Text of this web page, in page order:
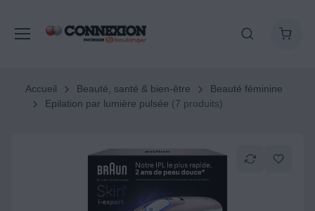
Accueil Beauté, santé & bien-être
Beauté féminine
Epilation par lumière pulsée (7 produits)